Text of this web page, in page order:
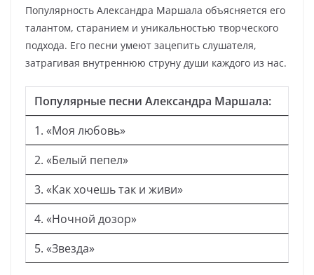
Популярность Александра Маршала объясняется его
талантом, старанием и уникальностью творческого
подхода. Его песни умеют зацепить слушателя,
затрагивая внутреннюю струну души каждого из нас.
Популярные песни Александра Маршала:
1. «Моя любовь»
2. «Белый пепел»
3. «Как хочешь так и живи»
4. «Ночной дозор»
5. «Звезда»